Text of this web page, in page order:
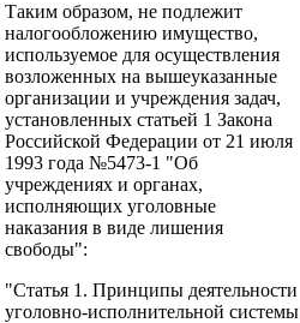
Таким образом, не подлежит
налогообложению имущество,
используемое для осуществления
возложенных на вышеуказанные
организации и учреждения задач,
установленных статьей 1 Закона
Российской Федерации от 21 июля
1993 года №5473-1 "Об
учреждениях и органах,
исполняющих уголовные
наказания в виде лишения
свободы":
"Статья 1. Принципы деятельности
уголовно-исполнительной системы